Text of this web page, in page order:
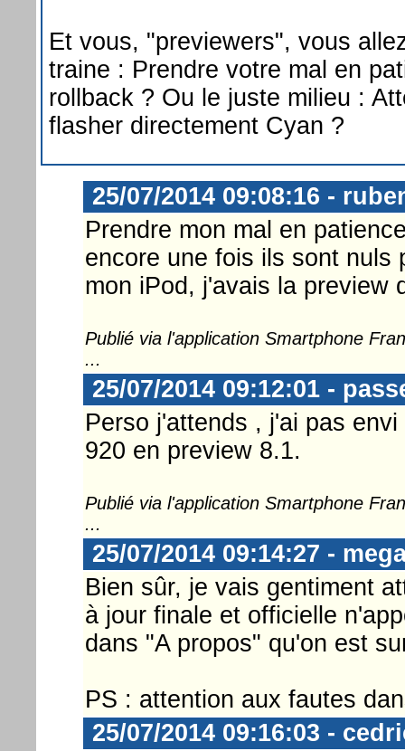
Et vous, "previewers", vous
traine : Prendre votre mal en
rollback ? Ou le juste milieu :
flasher directement Cyan ?
25/07/2014 09:08:16 -
Prendre mon mal en
encore une fois ils sont nuls
mon iPod, j'avais la preview
Publié via l'application Smartphone
...
25/07/2014 09:12:01 -
Perso j'attends , j'ai pas
920 en preview 8.1.
Publié via l'application Smartphone
...
25/07/2014 09:14:27 -
Bien sûr, je vais gentiment
à jour finale et officielle
dans "A propos" qu'on est
PS : attention aux fautes
25/07/2014 09:16:03 -